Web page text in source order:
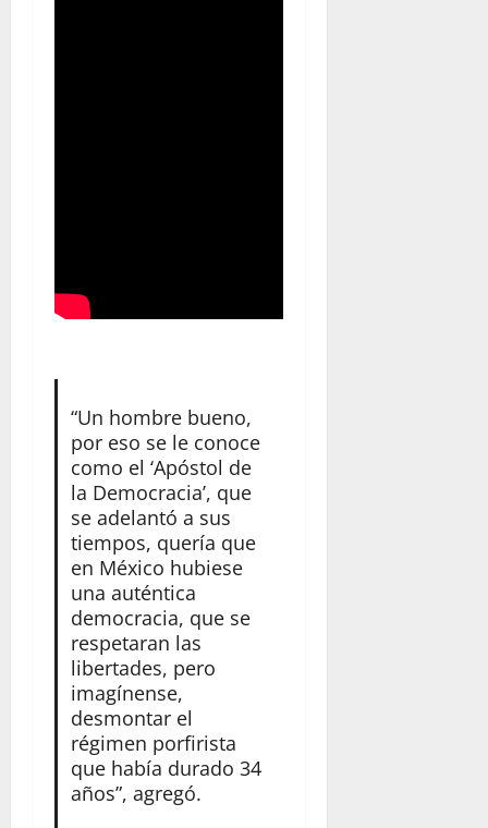
“Un hombre bueno,
por eso se le conoce
como el ‘Apóstol de
la Democracia’, que
se adelantó a sus
tiempos, quería que
en México hubiese
una auténtica
democracia, que se
respetaran las
libertades, pero
imagínense,
desmontar el
régimen porfirista
que había durado 34
años”, agregó.